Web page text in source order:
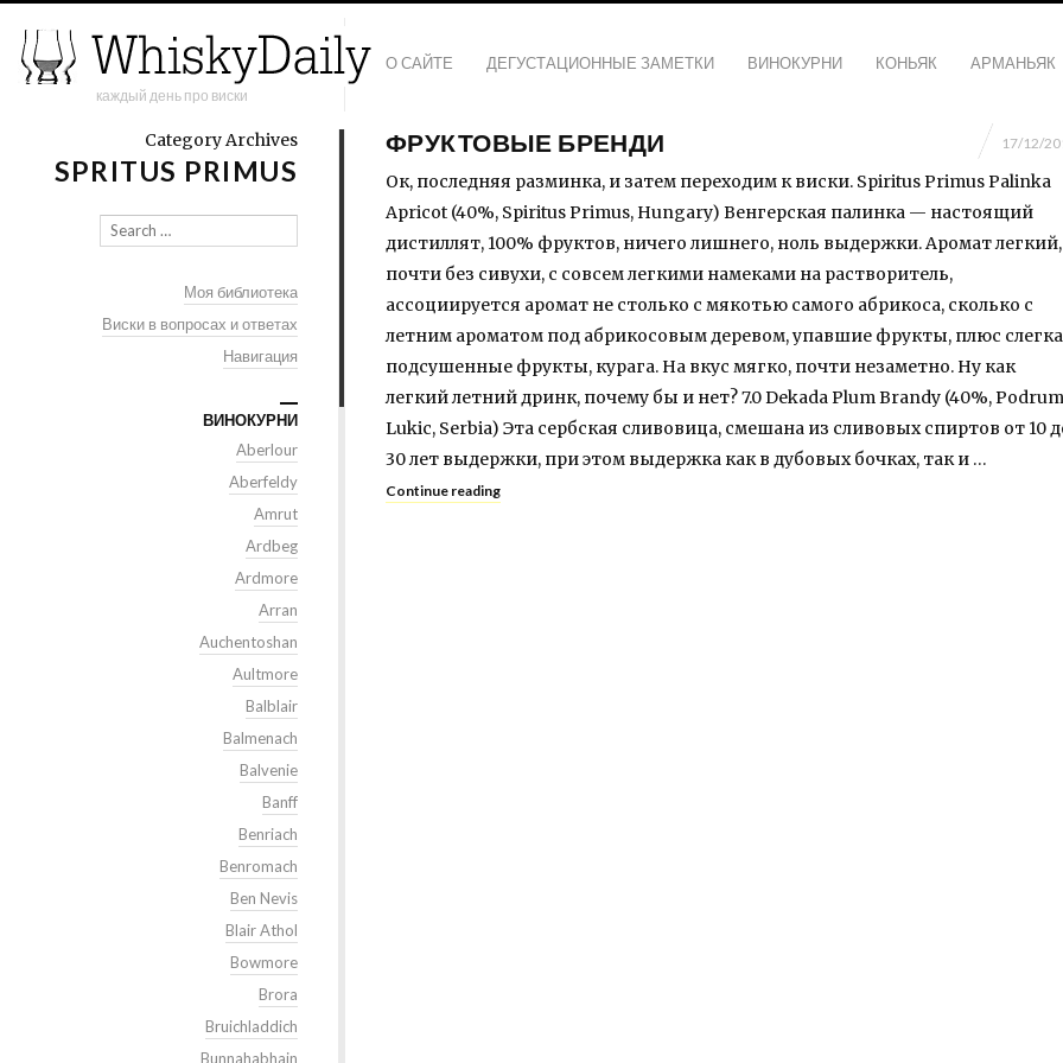
каждый день про виски
О САЙТЕ ДЕГУСТАЦИОННЫЕ ЗАМЕТКИ ВИНОКУРНИ КОНЬЯК АРМАНЬЯК
ФРУКТОВЫЕ БРЕНДИ 17/12/
Ок, последняя разминка, и затем переходим к виски. Spiritus Primus Palinka
Apricot (40%, Spiritus Primus, Hungary) Венгерская палинка — настоящий
дистиллят, 100% фруктов, ничего лишнего, ноль выдержки. Аромат легкий,
почти без сивухи, с совсем легкими намеками на растворитель,
ассоциируется аромат не столько с мякотью самого абрикоса, сколько с
летним ароматом под абрикосовым деревом, упавшие фрукты, плюс слегка
подсушенные фрукты, курага. На вкус мягко, почти незаметно. Ну как
легкий летний дринк, почему бы и нет? 7.0 Dekada Plum Brandy (40%, Podrum
Lukic, Serbia) Эта сербская сливовица, смешана из сливовых спиртов от 10
30 лет выдержки, при этом выдержка как в дубовых бочках, так и …
Continue reading
Category Archives
SPRITUS PRIMUS
Моя библиотека
Виски в вопросах и ответах
Навигация
ВИНОКУРНИ
Aberlour
Aberfeldy
Amrut
Ardbeg
Ardmore
Arran
Auchentoshan
Aultmore
Balblair
Balmenach
Balvenie
Banff
Benriach
Benromach
Ben Nevis
Blair Athol
Bowmore
Brora
Bruichladdich
Bunnahabhain